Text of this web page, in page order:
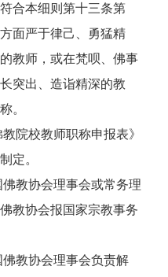
合本细则第十三条第
面严于律己、勇猛精
教师，或在梵呗、佛事
突出、造诣精深的教
。
校教师职称申报表》
定。
教协会理事会或常务理
教协会报国家宗教事务
教协会理事会负责解